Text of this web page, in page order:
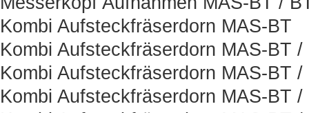
Kombi Aufsteckfräserdorn MAS-BT
Kombi Aufsteckfräserdorn MAS-BT /
Kombi Aufsteckfräserdorn MAS-BT /
Kombi Aufsteckfräserdorn MAS-BT /